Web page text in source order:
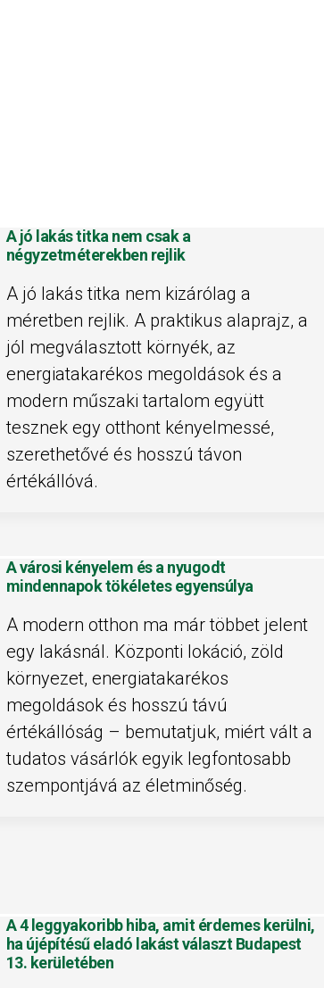
A jó lakás titka nem csak a
négyzetméterekben rejlik
A jó lakás titka nem kizárólag a
méretben rejlik. A praktikus alaprajz, a
jól megválasztott környék, az
energiatakarékos megoldások és a
modern műszaki tartalom együtt
tesznek egy otthont kényelmessé,
szerethetővé és hosszú távon
értékállóvá.
A városi kényelem és a nyugodt
mindennapok tökéletes egyensúlya
A modern otthon ma már többet jelent
egy lakásnál. Központi lokáció, zöld
környezet, energiatakarékos
megoldások és hosszú távú
értékállóság – bemutatjuk, miért vált a
tudatos vásárlók egyik legfontosabb
szempontjává az életminőség.
A 4 leggyakoribb hiba, amit érdemes kerülni,
ha újépítésű eladó lakást választ Budapest
13. kerületében